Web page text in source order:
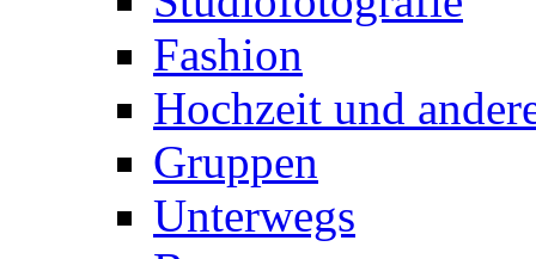
Fashion
Hochzeit und
Gruppen
Unterwegs